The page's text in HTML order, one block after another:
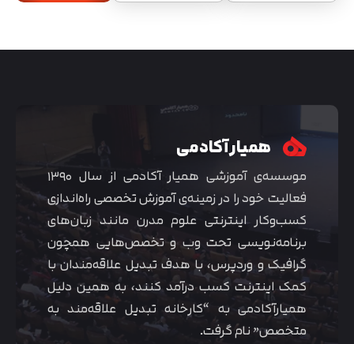
همیار آکادمی
موسسه‌ی آموزشی همیار آکادمی از سال ۱۳۹۰
فعالیت خود را در زمینه‌ی آموزش تخصصی راه‌اندازی
کسب‌و‌کار اینترنتی علوم مدرن مانند زبان‌های
برنامه‌نویسی تحت وب و تخصص‌هایی همچون
گرافیک و وردپرس، با هدف تبدیل علاقه‌مندان با
کمک اینترنت کسب درآمد کنند، به همین دلیل
همیارآکادمی به “کارخانه تبدیل علاقه‌مند به
متخصص” نام گرفت.